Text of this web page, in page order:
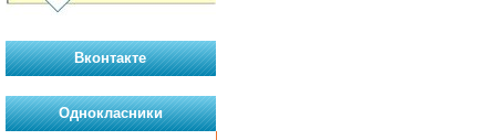
Вконтакте
Однокласники